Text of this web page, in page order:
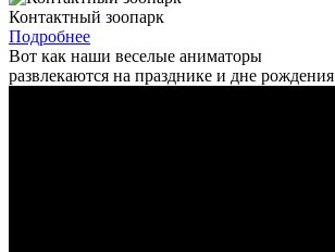
Контактный зоопарк
Подробнее
Вот как наши веселые аниматоры
развлекаются на празднике и дне рождения